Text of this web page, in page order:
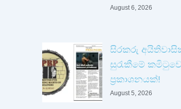
August 6, 2026
සිරකරු
සුරැකීමේ
ප්‍රකාශනයක්!
August 5, 2026